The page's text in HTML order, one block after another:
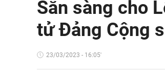
Sẵn sàng cho
tử Đảng Cộng
23/03/2023 - 16:05'